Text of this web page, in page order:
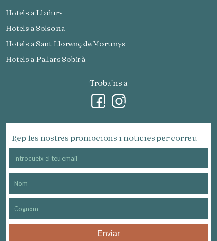
Hotels a Lladurs
Hotels a Solsona
Hotels a Sant Llorenç de Morunys
Hotels a Pallars Sobirà
Troba'ns a
Rep les nostres promocions i notícies per correu
Enviar